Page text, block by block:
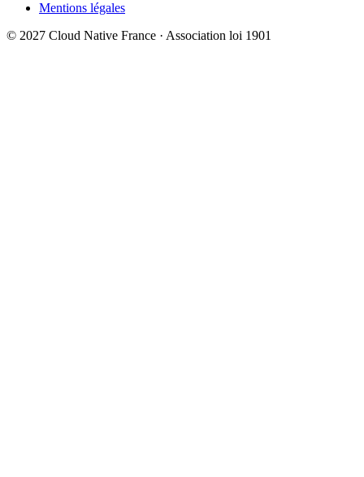
Mentions légales
© 2027 Cloud Native France · Association loi 1901